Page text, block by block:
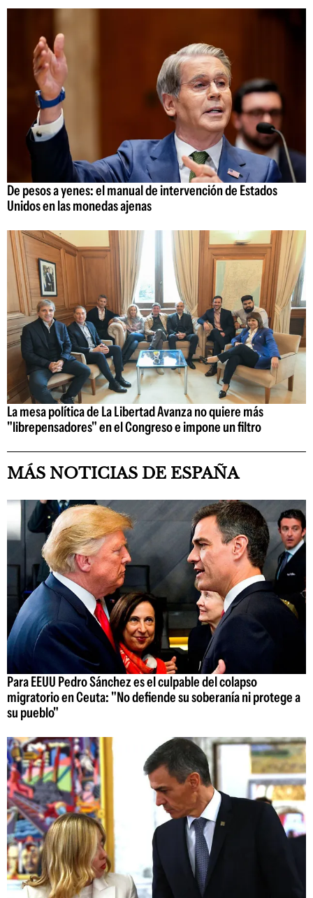
De pesos a yenes: el manual de intervención de Estados
Unidos en las monedas ajenas
La mesa política de La Libertad Avanza no quiere más
"librepensadores" en el Congreso e impone un filtro
MÁS NOTICIAS DE ESPAÑA
Para EEUU Pedro Sánchez es el culpable del colapso
migratorio en Ceuta: "No defiende su soberanía ni protege a
su pueblo"